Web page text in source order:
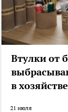
Втулки от
в
21 июля